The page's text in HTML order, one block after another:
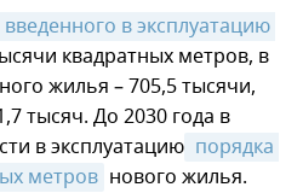
в эксплуатацию
квадратных метров, в
жилья – 705,5 тысячи,
тысяч. До 2030 года в
в эксплуатацию порядка
метров нового жилья.